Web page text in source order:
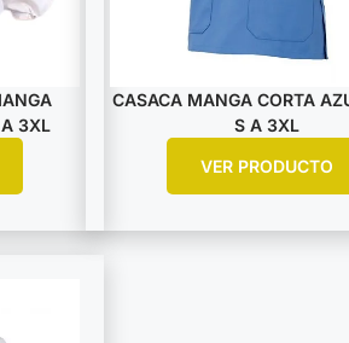
A 3XL
CASACA MANGA CORTA
S A 3XL
VER PRODUCTO